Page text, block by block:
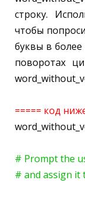
строку.
чтобы
буквы в
поворотах
===== код
# Prompt the
# and assign it